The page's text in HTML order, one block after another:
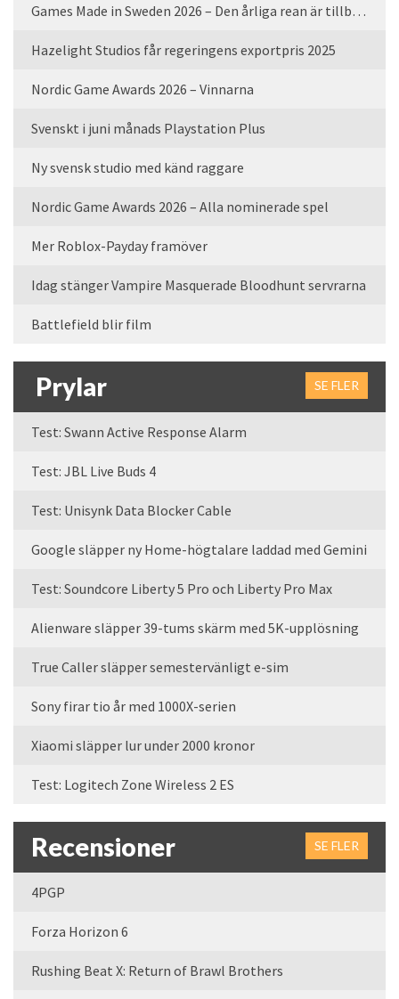
Games Made in Sweden 2026 – Den årliga rean är tillbaka
Hazelight Studios får regeringens exportpris 2025
Nordic Game Awards 2026 – Vinnarna
Svenskt i juni månads Playstation Plus
Ny svensk studio med känd raggare
Nordic Game Awards 2026 – Alla nominerade spel
Mer Roblox-Payday framöver
Idag stänger Vampire Masquerade Bloodhunt servrarna
Battlefield blir film
Prylar SE FLER
Test: Swann Active Response Alarm
Test: JBL Live Buds 4
Test: Unisynk Data Blocker Cable
Google släpper ny Home-högtalare laddad med Gemini
Test: Soundcore Liberty 5 Pro och Liberty Pro Max
Alienware släpper 39-tums skärm med 5K-upplösning
True Caller släpper semestervänligt e-sim
Sony firar tio år med 1000X-serien
Xiaomi släpper lur under 2000 kronor
Test: Logitech Zone Wireless 2 ES
Recensioner SE FLER
4PGP
Forza Horizon 6
Rushing Beat X: Return of Brawl Brothers